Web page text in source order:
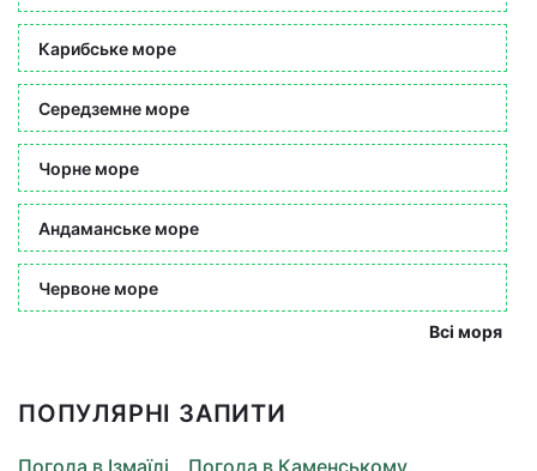
Карибське море
Середземне море
Чорне море
Андаманське море
Червоне море
Всі моря
ПОПУЛЯРНІ ЗАПИТИ
Погода в Ізмаїлі
Погода в Каменському